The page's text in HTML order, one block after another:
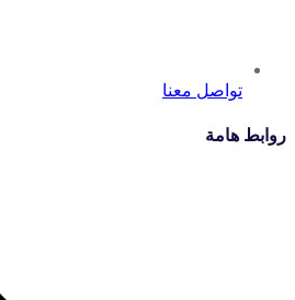
تواصل معنا
روابط هامة